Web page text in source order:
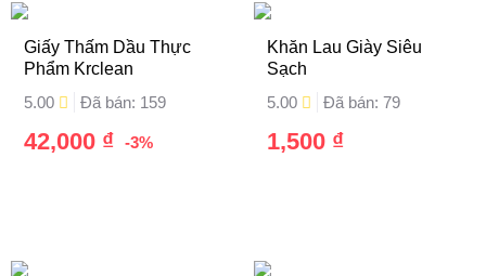
Giấy Thấm Dầu Thực
Phẩm Krclean
5.00
Đã bán: 159
42,000 ₫ -3%
Khăn Lau Giày Siêu
Sạch
5.00
Đã bán: 79
1,500 ₫